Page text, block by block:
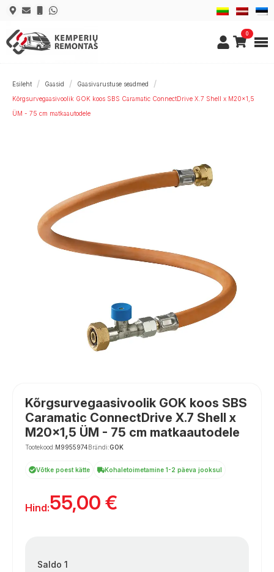
0
Esileht Gaasid
Gaasivarustuse seadmed
Kõrgsurvegaasivoolik GOK koos SBS Caramatic ConnectDrive X.7 Shell x M20x1,5
ÜM - 75 cm matkaautodele
Kõrgsurvegaasivoolik GOK koos SBS
Caramatic ConnectDrive X.7 Shell x
M20x1,5 ÜM - 75 cm matkaautodele
Tootekood:M9955974Brändi:GOK
Võtke poest kätte Kohaletoimetamine 1-2 päeva jooksul
Hind:55,00 €
Saldo 1